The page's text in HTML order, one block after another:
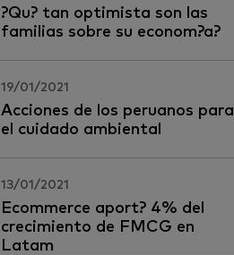
?Qu? tan optimista son las
familias sobre su econom?a?
19/01/2021
Acciones de los peruanos para
el cuidado ambiental
13/01/2021
Ecommerce aport? 4% del
crecimiento de FMCG en
Latam